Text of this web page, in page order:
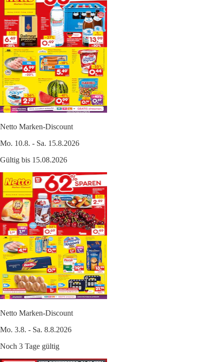
Netto Marken-Discount
Mo. 10.8. - Sa. 15.8.2026
Gültig bis 15.08.2026
Netto Marken-Discount
Mo. 3.8. - Sa. 8.8.2026
Noch 3 Tage gültig